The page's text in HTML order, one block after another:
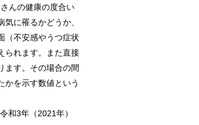
んの健康の度合い
に罹るかどうか、
（不安感やうつ症状
られます。また直接
ます。その場合の間
かを示す数値という
和3年（2021年）